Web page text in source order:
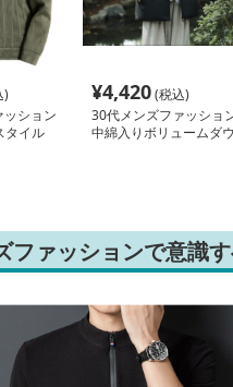
)
ション
タイル
¥4,420(税込)
30代メンズファッショ
中綿入りボリュームダウ
ファッションで意識